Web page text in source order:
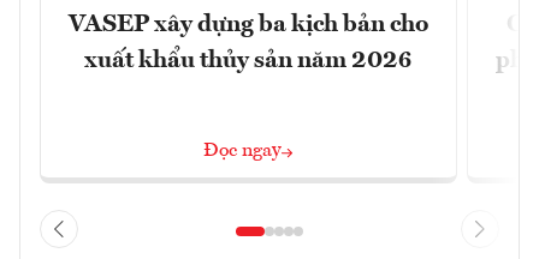
VASEP xây dựng ba kịch bản cho
xuất khẩu thủy sản năm 2026
Đọc ngay